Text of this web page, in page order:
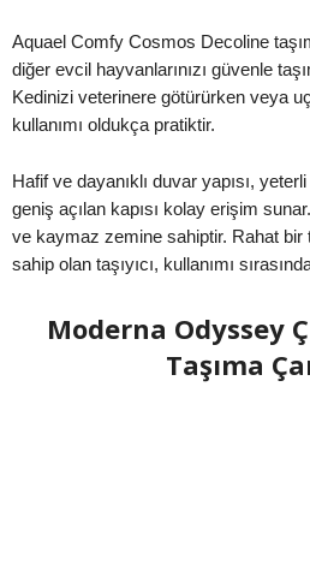
Aquael Comfy Cosmos Decoline
diğer evcil hayvanlarınızı güvenle
Kedinizi veterinere götürürken veya
kullanımı oldukça pratiktir.
Hafif ve dayanıklı duvar yapısı,
geniş açılan kapısı kolay erişim
ve kaymaz zemine sahiptir. Rahat
sahip olan taşıyıcı, kullanımı
Moderna Odyssey
Taşıma